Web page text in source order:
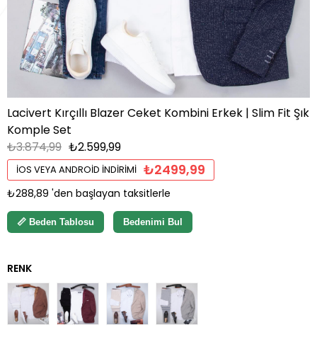
Lacivert Kırçıllı Blazer Ceket Kombini Erkek | Slim Fit Şık
Komple Set
₺3.874,99 ₺2.599,99
İOS VEYA ANDROID İNDIRIMI ₺2499,99
₺288,89 'den başlayan taksitlerle
📏 Beden Tablosu Bedenimi Bul